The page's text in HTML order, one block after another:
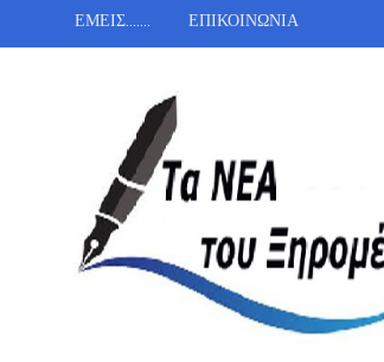
ΕΜΕΙΣ....... ΕΠΙΚΟΙΝΩΝΙΑ